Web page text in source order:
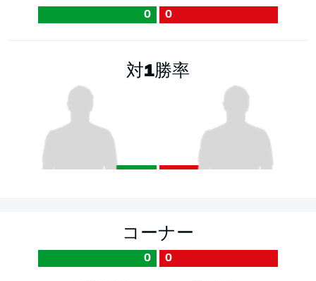
0 0
対1勝率
コーナー
0 0